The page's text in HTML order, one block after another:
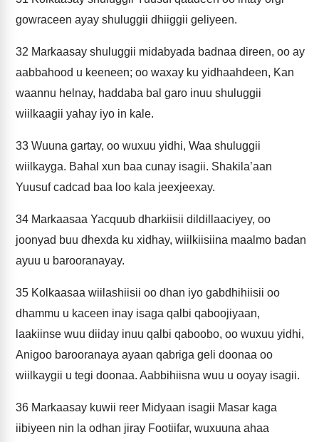
gowraceen ayay shuluggii dhiiggii geliyeen.
32 Markaasay shuluggii midabyada badnaa direen, oo ay
aabbahood u keeneen; oo waxay ku yidhaahdeen, Kan
waannu helnay, haddaba bal garo inuu shuluggii
wiilkaagii yahay iyo in kale.
33 Wuuna gartay, oo wuxuu yidhi, Waa shuluggii
wiilkayga. Bahal xun baa cunay isagii. Shakila’aan
Yuusuf cadcad baa loo kala jeexjeexay.
34 Markaasaa Yacquub dharkiisii dildillaaciyey, oo
joonyad buu dhexda ku xidhay, wiilkiisiina maalmo badan
ayuu u barooranayay.
35 Kolkaasaa wiilashiisii oo dhan iyo gabdhihiisii oo
dhammu u kaceen inay isaga qalbi qaboojiyaan,
laakiinse wuu diiday inuu qalbi qaboobo, oo wuxuu yidhi,
Anigoo barooranaya ayaan qabriga geli doonaa oo
wiilkaygii u tegi doonaa. Aabbihiisna wuu u ooyay isagii.
36 Markaasay kuwii reer Midyaan isagii Masar kaga
iibiyeen nin la odhan jiray Footiifar, wuxuuna ahaa